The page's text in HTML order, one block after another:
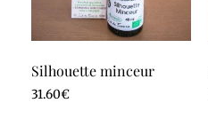
Silhouette minceur
31.60€